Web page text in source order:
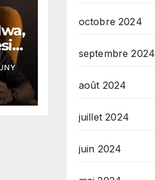
octobre 2024
septembre 2024
août 2024
juillet 2024
juin 2024